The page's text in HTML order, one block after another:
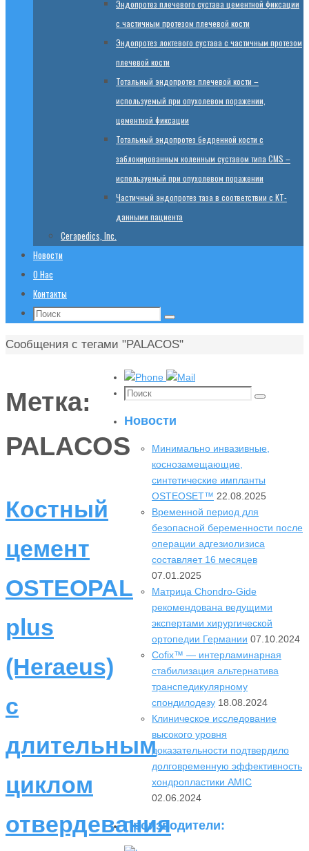
Эндопротез плечевого сустава цементной фиксации
с частичным протезом плечевой кости
Эндопротез локтевого сустава с частичным протезом
плечевой кости
Тотальный эндопротез плечевой кости –
используемый при опухолевом поражении,
цементной фиксации
Тотальный эндопротез бедренной кости с
заблокированным коленным суставом типа CMS –
используемый при опухолевом поражении
Частичный эндопротез таза в соответствии с КТ-
данными пациента
Cerapedics, Inc.
Новости
О Нас
Контакты
Поиск:
Поиск
Главная
Сообщения с тегами "PALACOS"
Метка:
PALACOS
Костный
цемент
OSTEOPAL
plus
(Heraeus)
с
длительным
циклом
отвердевания
Поиск:
Поиск
Новости
Минимально инвазивные,
коснозамещающие,
синтетические импланты
OSTEOSET™ 22.08.2025
Временной период для
безопасной беременности после
операции адгезиолизиса
составляет 16 месяцев
07.01.2025
Матрица Chondro-Gide
рекомендована ведущими
экспертами хирургической
ортопедии Германии 07.10.2024
Cofix™ — интерламинарная
стабилизация альтернатива
транспедикулярному
спондилодезу 18.08.2024
Клиническое исследование
высокого уровня
доказательности подтвердило
долговременную эффективность
хондропластики AMIC
02.06.2024
Производители: